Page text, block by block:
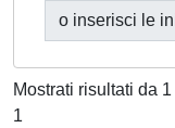
o inserisci le
Mostrati risultati da
1